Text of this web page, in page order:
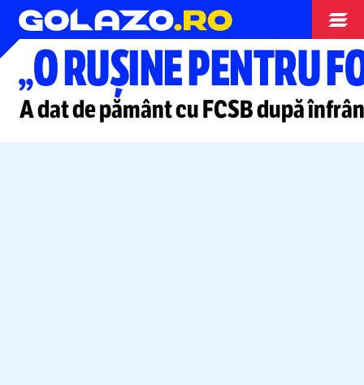
Europa League
„O RUȘINE PENTRU
A dat de pământ cu FCSB după